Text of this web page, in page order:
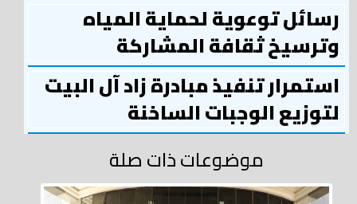
رسائل توعوية لحماية المياه
وترسيخ ثقافة المشاركة
استمرار تنفيذ مبادرة زاد آل البيت
لتوزيع الوجبات الساخنة
موضوعات ذات صلة